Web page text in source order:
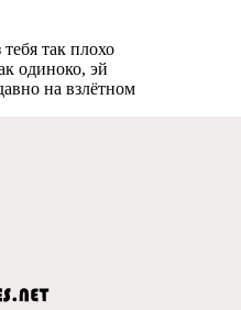
так плохо
одиноко, эй
на взлётном